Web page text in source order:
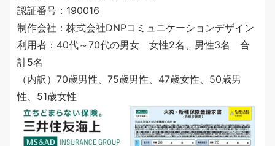
認証番号：190016
制作会社：株式会社DNPコミュニケーションデザイン
利用者：40代～70代の男女 女性2名、男性3名 合
計5名
（内訳）70歳男性、75歳男性、47歳女性、50歳男
性、51歳女性